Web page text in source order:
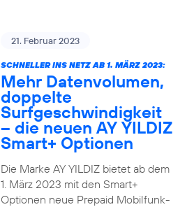
21. Februar 2023
SCHNELLER INS NETZ AB 1. MÄRZ 2023:
Mehr Datenvolumen,
doppelte
Surfgeschwindigkeit
– die neuen AY YILDIZ
Smart+ Optionen
Die Marke AY YILDIZ bietet ab dem
1. März 2023 mit den Smart+
Optionen neue Prepaid Mobilfunk-